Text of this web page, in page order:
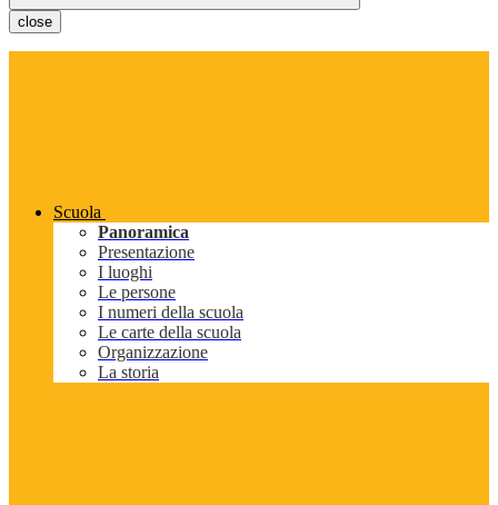
close
Scuola
Panoramica
Presentazione
I luoghi
Le persone
I numeri della scuola
Le carte della scuola
Organizzazione
La storia